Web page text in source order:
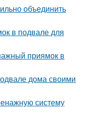
объединить
в подвале для
приямок в
дома своими
систему